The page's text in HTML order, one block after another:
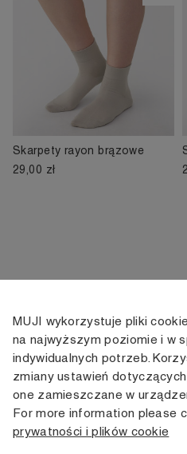
Skarpety rayon brązowe
29,00 zł
KONTAKT
+48 505 166 958
zamowienia@muji.com.pl
Infolinia czynna
od poniedziałku do piątku
MUJI wykorzystuje pliki
na najwyższym poziomie i w
indywidualnych potrzeb.
zmiany ustawień
one zamieszczane w
For more information please
prywatności i plików cookie